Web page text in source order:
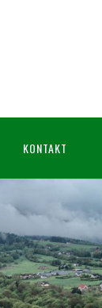
KONTAKT